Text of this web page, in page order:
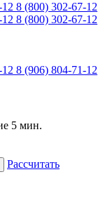
8 (800) 302-67-12
8 (800) 302-67-12
8 (906) 804-71-12
5 мин.
Рассчитать